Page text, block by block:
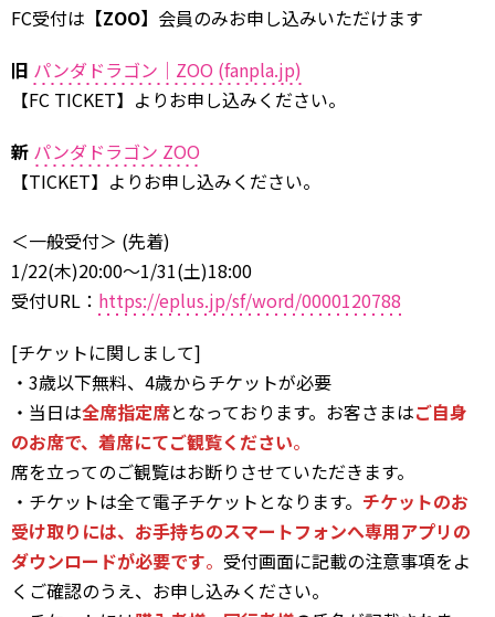
FC受付は 【ZOO】 会員のみお申し込みいただけます
旧 パンダドラゴン｜ZOO (fanpla.jp)
【FC TICKET】よりお申し込みください。
新 パンダドラゴン ZOO
【TICKET】よりお申し込みください。
＜一般受付＞ (先着)
1/22(木)20:00～1/31(土)18:00
受付URL： https://eplus.jp/sf/word/0000120788
[チケットに関しまして]
・3歳以下無料、4歳からチケットが必要
・当日は全席指定席となっております。お客さまはご自身
のお席で、着席にてご観覧ください。
席を立ってのご観覧はお断りさせていただきます。
・チケットは全て電子チケットとなります。 チケットのお
受け取りには、お手持ちのスマートフォンへ専用アプリの
ダウンロードが必要です。 受付画面に記載の注意事項をよ
くご確認のうえ、お申し込みください。